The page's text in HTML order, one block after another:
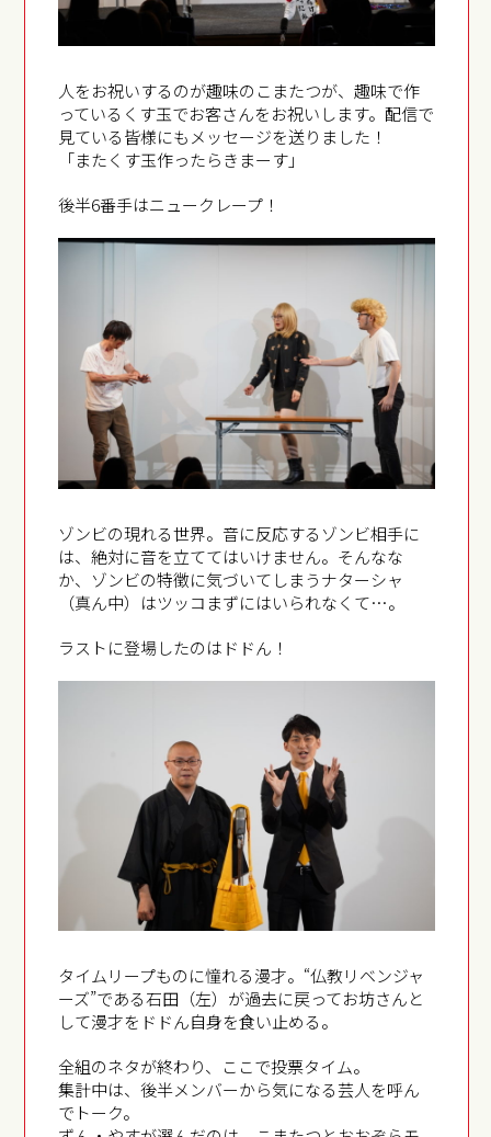
人をお祝いするのが趣味のこまたつが、趣味で作
っているくす玉でお客さんをお祝いします。配信で
見ている皆様にもメッセージを送りました！
「またくす玉作ったらきまーす」
後半6番手はニュークレープ！
ゾンビの現れる世界。音に反応するゾンビ相手に
は、絶対に音を立ててはいけません。そんなな
か、ゾンビの特徴に気づいてしまうナターシャ
（真ん中）はツッコまずにはいられなくて…。
ラストに登場したのはドドん！
タイムリープものに憧れる漫才。“仏教リベンジャ
ーズ”である石田（左）が過去に戻ってお坊さんと
して漫才をドドん自身を食い止める。
全組のネタが終わり、ここで投票タイム。
集計中は、後半メンバーから気になる芸人を呼ん
でトーク。